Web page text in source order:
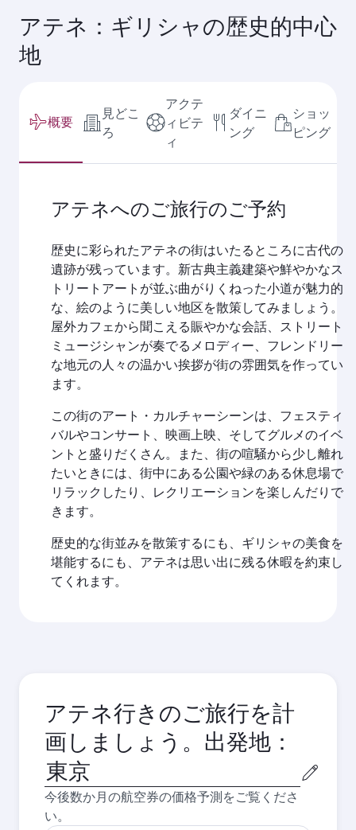
アテネ：ギリシャの歴史的中心
地
概要
見どこ
ろ
アクテ
ィビテ
ィ
ダイニ
ング
ショッ
ピング
アテネへのご旅行のご予約
歴史に彩られたアテネの街はいたるところに古代の
遺跡が残っています。新古典主義建築や鮮やかなス
トリートアートが並ぶ曲がりくねった小道が魅力的
な、絵のように美しい地区を散策してみましょう。
屋外カフェから聞こえる賑やかな会話、ストリート
ミュージシャンが奏でるメロディー、フレンドリー
な地元の人々の温かい挨拶が街の雰囲気を作ってい
ます。
この街のアート・カルチャーシーンは、フェスティ
バルやコンサート、映画上映、そしてグルメのイベ
ントと盛りだくさん。また、街の喧騒から少し離れ
たいときには、街中にある公園や緑のある休息場で
リラックしたり、レクリエーションを楽しんだりで
きます。
歴史的な街並みを散策するにも、ギリシャの美食を
堪能するにも、アテネは思い出に残る休暇を約束し
てくれます。
アテネ行きのご旅行を計
画しましょう。出発地：
出
発
都
市
今後数か月の航空券の価格予測をご覧くださ
い。